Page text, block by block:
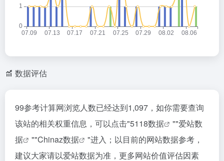
数据评估
99参考计算网浏览人数已经达到1,097，如你需要查询
该站的相关权重信息，可以点击"5118数据 ""爱站数
据
""Chinaz数据
"进入；以目前的网站数据参考，
建议大家请以爱站数据为准，更多网站价值评估因素